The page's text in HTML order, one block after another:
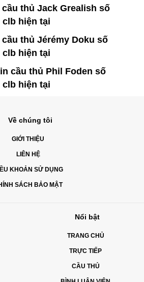
thủ Jack Grealish số
clb hiện tại
thủ Jérémy Doku số
clb hiện tại
cầu thủ Phil Foden số
clb hiện tại
Về chúng tôi
GIỚI THIỆU
LIÊN HỆ
KHOẢN SỬ DỤNG
SÁCH BẢO MẬT
Nổi bật
TRANG CHỦ
TRỰC TIẾP
CẦU THỦ